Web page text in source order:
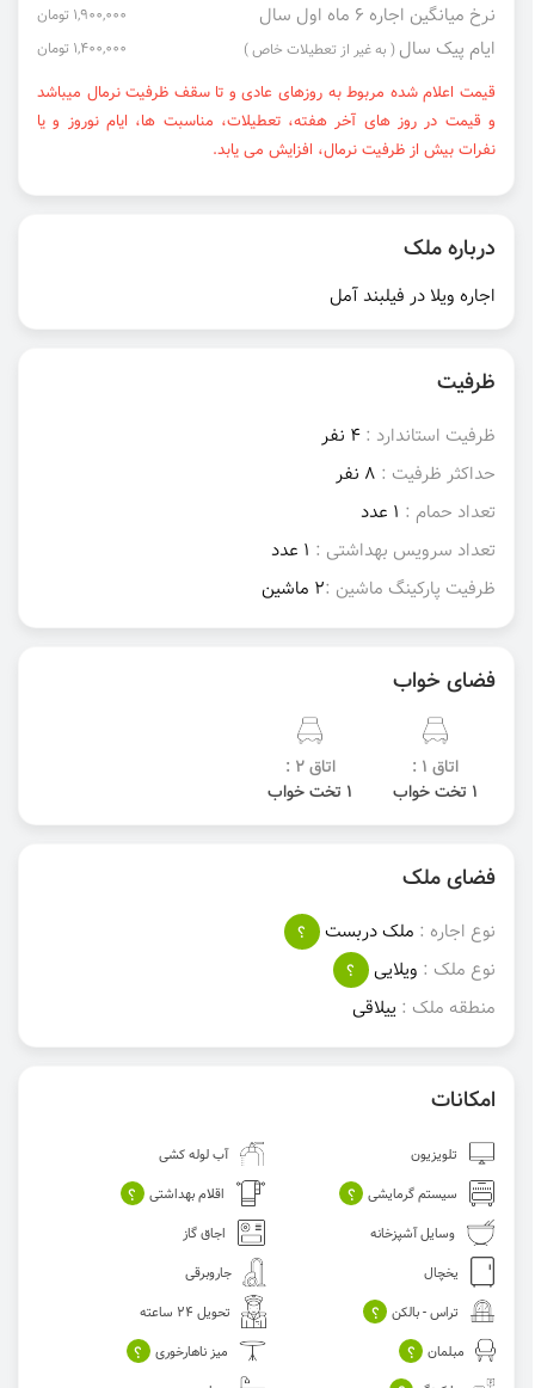
نرخ میانگین اجاره ۶ ماه اول سال 1,900,000 تومان
ایام پیک سال ( به غیر از تعطیلات خاص ) 1,400,000 تومان
قیمت اعلام شده مربوط به روزهای عادی و تا سقف ظرفیت نرمال میباشد
و قیمت در روز های آخر هفته، تعطیلات، مناسبت ها، ایام نوروز و یا
نفرات بیش از ظرفیت نرمال، افزایش می یابد.
درباره ملک
اجاره ویلا در فیلبند آمل
ظرفیت
ظرفیت استاندارد : 4 نفر
حداکثر ظرفیت : 8 نفر
تعداد حمام : 1 عدد
تعداد سرویس بهداشتی : 1 عدد
ظرفیت پارکینگ ماشین :2 ماشین
فضای خواب
اتاق 1 :
1 تخت خواب
اتاق 2 :
1 تخت خواب
فضای ملک
نوع اجاره : ملک دربست
؟
نوع ملک : ویلایی
؟
منطقه ملک : ییلاقی
امکانات
تلویزیون
آب لوله کشی
سیستم گرمایشی
؟ اقلام بهداشتی ؟
وسایل آشپزخانه
اجاق گاز
یخچال
جاروبرقی
تراس - بالکن
؟
تحویل 24 ساعته
مبلمان
؟ میز ناهارخوری ؟